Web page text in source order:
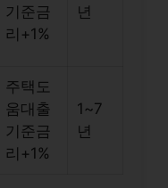
기준금
리+1%
년
주택도
움대출
기준금
리+1%
1~7
년